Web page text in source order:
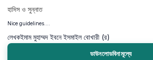
হাদিস ও সুন্নাত
Nice guidelines....
লেখকইমাম মুহাম্মদ ইবনে ইসমাইল বোখারী (র)
ডাউনলোডবিনামূল্যে